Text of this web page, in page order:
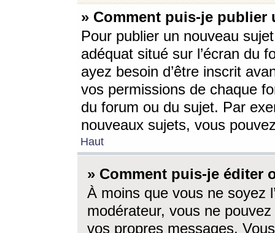
» Comment puis-je
Pour publier un nouveau
adéquat situé sur l’écran du
ayez besoin d’être inscrit
vos permissions de chaque
du forum ou du sujet. Par
nouveaux sujets, vous
Haut
» Comment puis-je éditer
À moins que vous ne soyez
modérateur, vous ne
vos propres messages.